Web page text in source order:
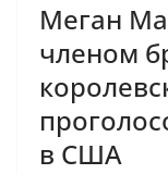
Меган
членом
в США